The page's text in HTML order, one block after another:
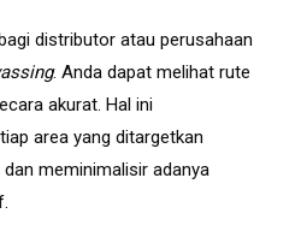
distributor atau perusahaan
. Anda dapat melihat rute
akurat. Hal ini
area yang ditargetkan
meminimalisir adanya